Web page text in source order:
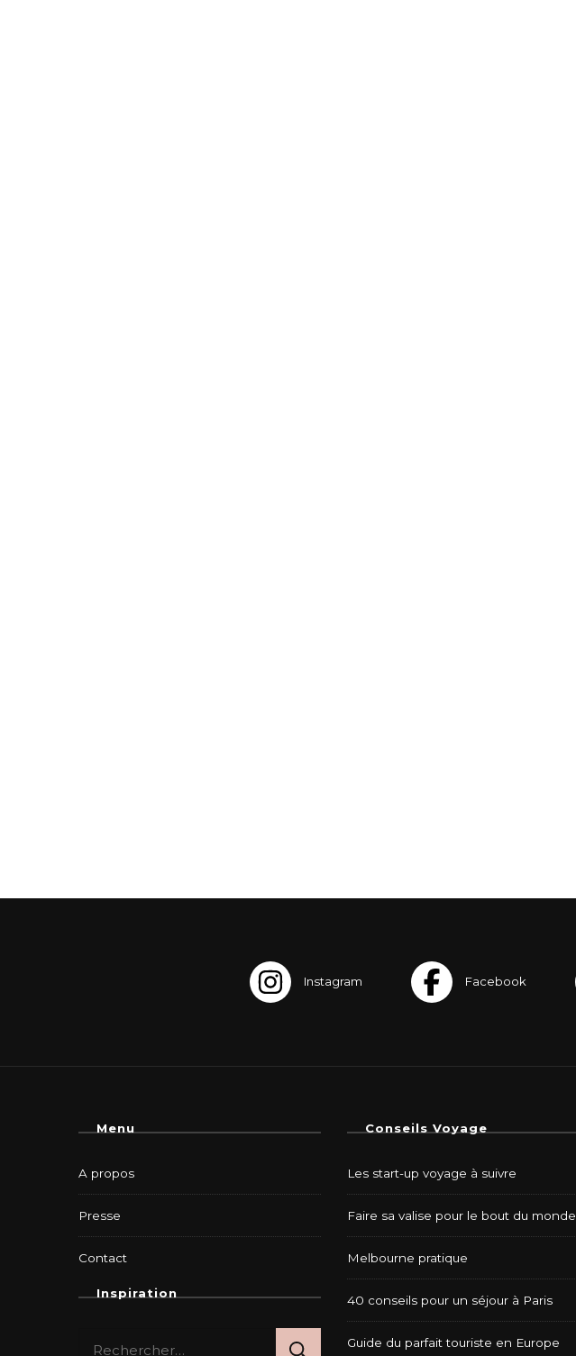
Menu
A propos
Presse
Contact
Inspiration
Conseils Voyage
Les start-up voyage à suivre
Faire sa valise pour le bout du monde
Melbourne pratique
40 conseils pour un séjour à Paris
Guide du parfait touriste en Europe